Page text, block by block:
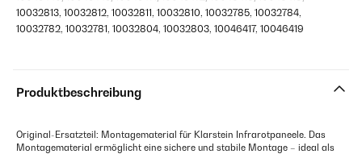
10032813, 10032812, 10032811, 10032810, 10032785, 10032784,
10032782, 10032781, 10032804, 10032803, 10046417, 10046419
Produktbeschreibung
Original-Ersatzteil: Montagematerial für Klarstein Infrarotpaneele. Das
Montagematerial ermöglicht eine sichere und stabile Montage – ideal als